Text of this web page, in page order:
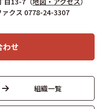
クス 0778-24-3307
わせ
組織一覧